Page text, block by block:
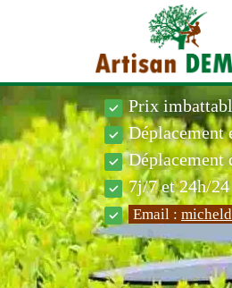
Prix
Déplacement
Déplacement
7j/7 et 24h/24
Email :